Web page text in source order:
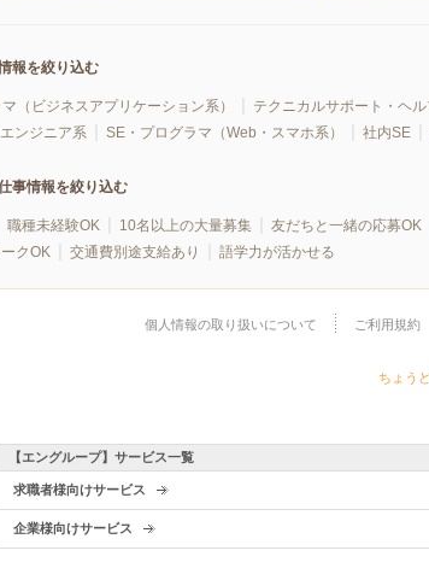
報を絞り込む
（ビジネスアプリケーション系） テクニカルサポート・ヘル
ンジニア系
SE・プログラマ（Web・スマホ系） 社内SE
事情報を絞り込む
職種未経験OK 10名以上の大量募集 友だちと一緒の応募OK
クOK
交通費別途支給あり 語学力が活かせる
個人情報の取り扱いについて ご利用規約
ちょう
【エングループ】サービス一覧
求職者様向けサービス
企業様向けサービス